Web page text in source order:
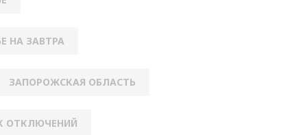
НА ЗАВТРА
ЗАПОРОЖСКАЯ ОБЛАСТЬ
ОТКЛЮЧЕНИЙ